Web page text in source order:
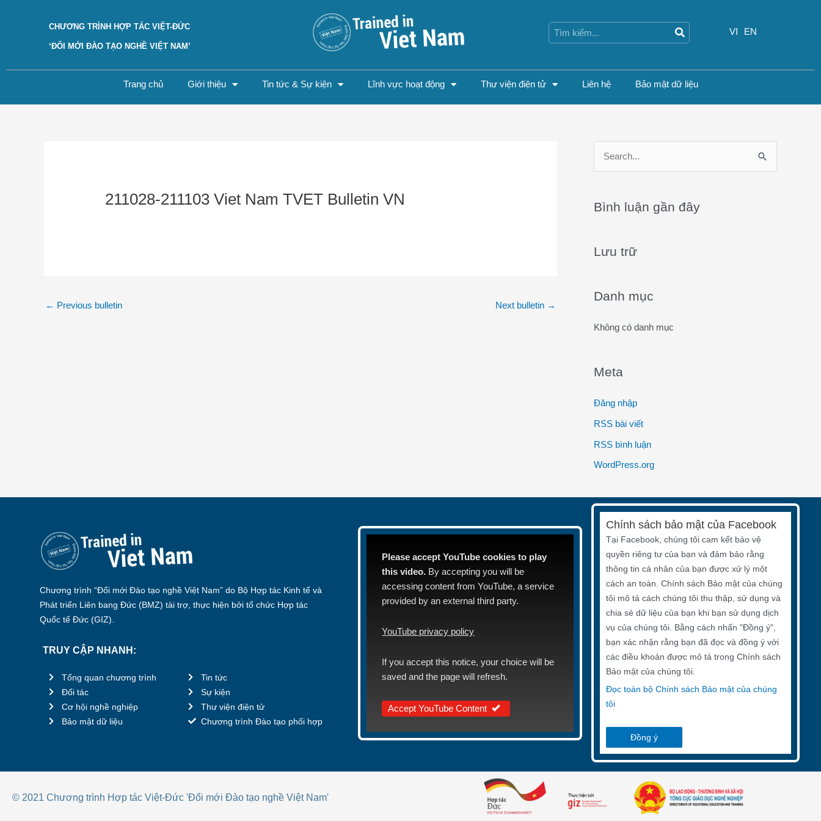
CHƯƠNG TRÌNH HỢP TÁC VIỆT-ĐỨC
‘ĐỔI MỚI ĐÀO TẠO NGHỀ VIỆT NAM’
VI
EN
Trang chủ Giới thiệu Tin tức & Sự kiện Lĩnh vực hoạt động Thư viện điện tử Liên hệ Bảo mật dữ liệu
211028-211103 Viet Nam TVET Bulletin VN
← Previous bulletin Next bulletin →
r
h
:
Bình luận gần đây
Lưu trữ
Danh mục
Không có danh mục
Meta
Đăng nhập
RSS bài viết
RSS bình luận
WordPress.org
Chương trình “Đổi mới Đào tạo nghề Việt Nam” do Bộ Hợp tác Kinh tế và
Phát triển Liên bang Đức (BMZ) tài trợ, thực hiện bởi tổ chức Hợp tác
Quốc tế Đức (GIZ).
TRUY CẬP NHANH:
Tổng quan chương trình
Đối tác
Cơ hội nghề nghiệp
Bảo mật dữ liệu
Tin tức
Sự kiện
Thư viện điện tử
Chương trình Đào tạo phối hợp
Please accept YouTube cookies to play
this video. By accepting you will be
accessing content from YouTube, a service
provided by an external third party.
YouTube privacy policy
If you accept this notice, your choice will be
saved and the page will refresh.
Accept YouTube Content
Chính sách bảo mật của Facebook
Tại Facebook, chúng tôi cam kết bảo vệ
quyền riêng tư của bạn và đảm bảo rằng
thông tin cá nhân của bạn được xử lý một
cách an toàn. Chính sách Bảo mật của chúng
tôi mô tả cách chúng tôi thu thập, sử dụng và
chia sẻ dữ liệu của bạn khi bạn sử dụng dịch
vụ của chúng tôi. Bằng cách nhấn "Đồng ý",
bạn xác nhận rằng bạn đã đọc và đồng ý với
các điều khoản được mô tả trong Chính sách
Bảo mật của chúng tôi.
Đọc toàn bộ Chính sách Bảo mật của chúng
tôi
Đồng ý
© 2021 Chương trình Hợp tác Việt-Đức 'Đổi mới Đào tạo nghề Việt Nam'